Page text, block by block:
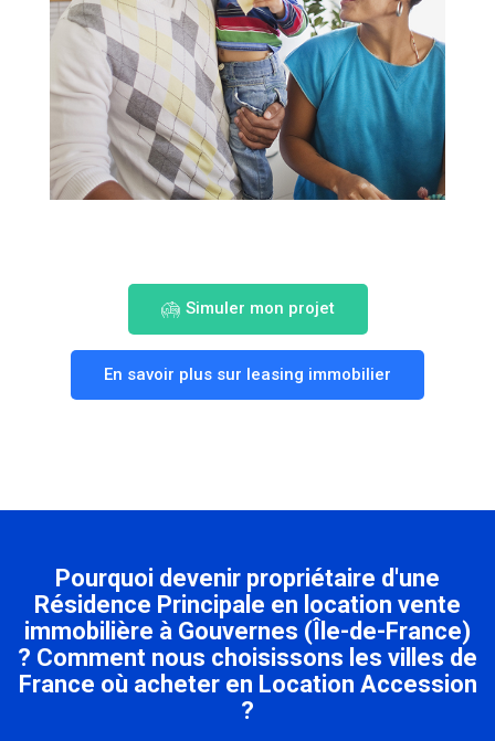
Simuler mon projet
En savoir plus sur leasing immobilier
Pourquoi devenir propriétaire d'une
Résidence Principale en location vente
immobilière à Gouvernes (Île-de-France)
? Comment nous choisissons les villes de
France où acheter en Location Accession
?